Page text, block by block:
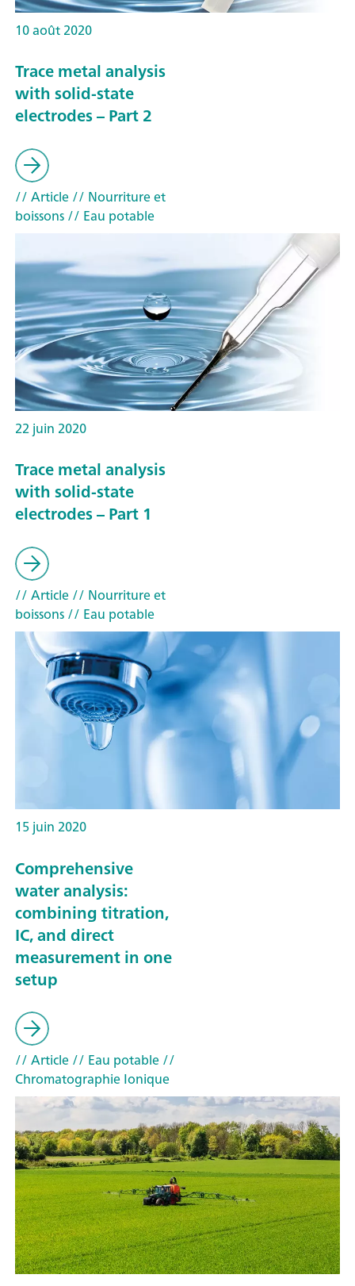
10 août 2020
Trace metal analysis
with solid-state
electrodes – Part 2
// Article// Nourriture et
boissons// Eau potable
22 juin 2020
Trace metal analysis
with solid-state
electrodes – Part 1
// Article// Nourriture et
boissons// Eau potable
15 juin 2020
Comprehensive
water analysis:
combining titration,
IC, and direct
measurement in one
setup
// Article// Eau potable//
Chromatographie Ionique